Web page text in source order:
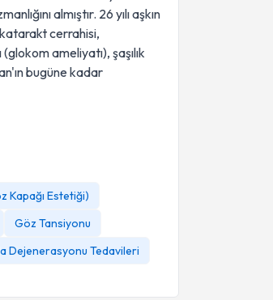
almıştır. 26 yılı aşkın
cerrahisi,
ameliyatı), şaşılık
bugüne kadar
Kapağı Estetiği)
Göz Tansiyonu
Dejenerasyonu Tedavileri